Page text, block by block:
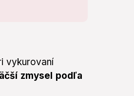
vykurovaní
zmysel podľa